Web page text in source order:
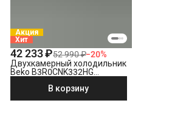
Акция
Хит
42 233 ₽52 990 ₽−20%
Двухкамерный холодильник
Beko B3R0CNK332HG
В корзину